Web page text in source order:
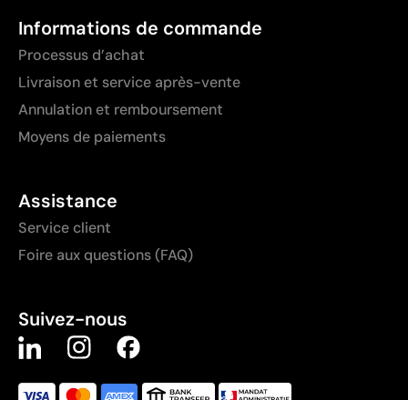
Informations de commande
Processus d’achat
Livraison et service après-vente
Annulation et remboursement
Moyens de paiements
Assistance
Service client
Foire aux questions (FAQ)
Suivez-nous